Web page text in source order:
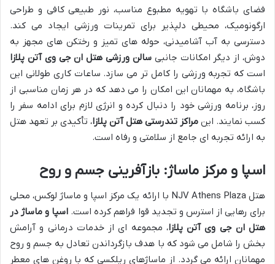
فضای باشگاه با تهویه مطبوع مناسب، نور طبیعی کافی و طراحی
ارگونومیک، محیطی دلپذیر برای تمرینات ورزشی ایجاد می کند.
دسترسی به آب آشامیدنی، حوله های تمیز و رختکن های مجهز به
دوش، از دیگر امکانات جانبیسالن ورزشی هتل ان جی وی آتن پلازا
است که تجربه ورزشی را کامل تر می سازد. ساعات کاری طولانی این
باشگاه، به مهمانان این امکان را می دهد که در هر زمان مناسبی از
روز، برنامه ورزشی خود را دنبال کرده و انرژی لازم برای ادامه سفر را
کسب نمایند. این مراکز تندرستی هتل آتن پلازا، تأکیدی بر تعهد هتل
به ارائه تجربه ای جامع از سلامتی و رفاه است.
اسپا و مرکز ماساژ: بازآفرینی جسم و روح
هتل NJV Athens Plaza با ارائه یک مرکز اسپا و ماساژ لوکس، محلی
برای رهایی از استرس و تجدید قوا فراهم کرده است. اسپا و ماساژ در
هتل ان جی وی آتن پلازا، مجموعه ای از خدمات درمانی و آرامش
بخش را شامل می شود که با هدف بازگرداندن تعادل به جسم و روح
مهمانان ارائه می گردد. از ماساژهای ریلکسی که با روغن های معطر